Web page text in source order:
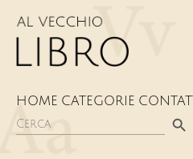
HOME CATEGORIE
Search
for: